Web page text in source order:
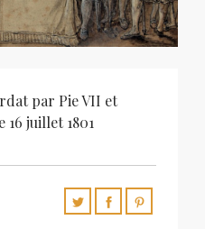
par Pie VII et
16 juillet 1801